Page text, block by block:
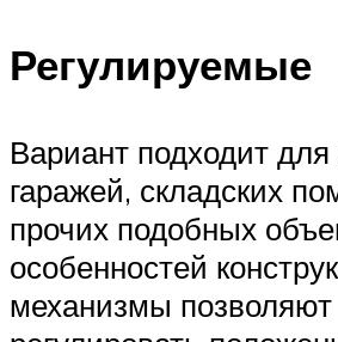
Регулируемые
Вариант подходит
гаражей, складских
прочих подобных
особенностей
механизмы позволяют